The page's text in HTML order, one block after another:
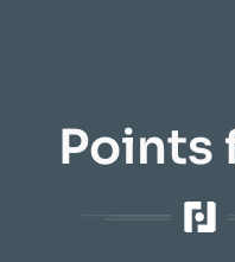
Points